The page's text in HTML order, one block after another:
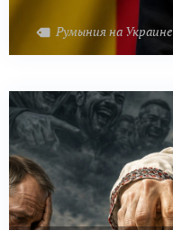
Румыния на Украине